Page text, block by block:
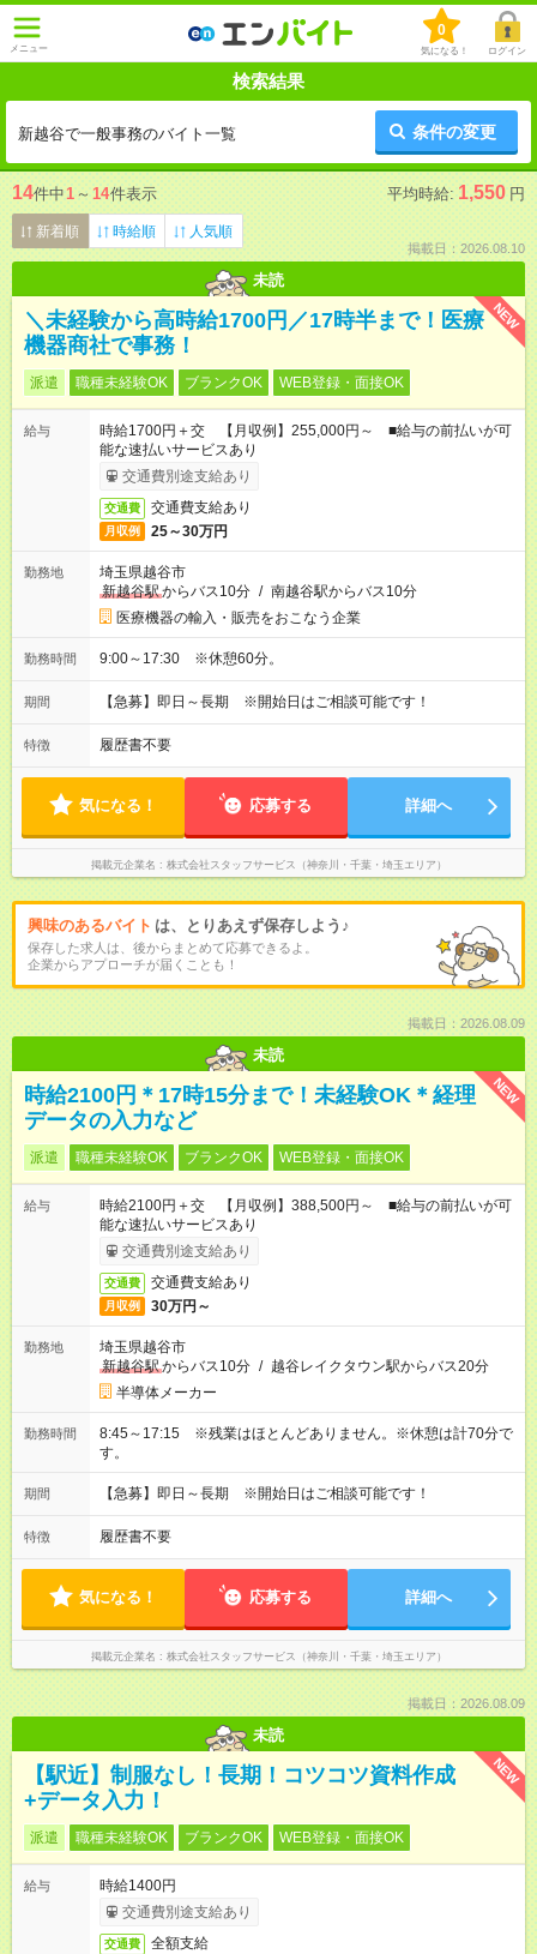
メニュー
0
気になる！ ログイン
検索結果
新越谷で一般事務のバイト一覧 条件の変更
14件中1 ～ 14件表示 平均時給: 1,550 円
新着順 時給順 人気順
掲載日：2026.08.10
未読
NEW
＼未経験から高時給1700円／17時半まで！医療
機器商社で事務！
派遣 職種未経験OK ブランクOK WEB登録・面接OK
給与
時給1700円＋交 【月収例】255,000円～ ■給与の前払いが可
能な速払いサービスあり
交通費別途支給あり
交通費 交通費支給あり
月収例 25～30万円
勤務地
埼玉県越谷市
新越谷駅からバス10分 / 南越谷駅からバス10分
医療機器の輸入・販売をおこなう企業
勤務時間 9:00～17:30 ※休憩60分。
期間 【急募】即日～長期 ※開始日はご相談可能です！
特徴 履歴書不要
気になる！ 応募する 詳細へ
掲載元企業名 株式会社スタッフサービス（神奈川・千葉・埼玉エリア）
興味のあるバイト は、とりあえず保存しよう♪
保存した求人は、後からまとめて応募できるよ。
企業からアプローチが届くことも！
掲載日：2026.08.09
未読
NEW
時給2100円＊17時15分まで！未経験OK＊経理
データの入力など
派遣 職種未経験OK ブランクOK WEB登録・面接OK
給与
時給2100円＋交 【月収例】388,500円～ ■給与の前払いが可
能な速払いサービスあり
交通費別途支給あり
交通費 交通費支給あり
月収例 30万円～
勤務地
埼玉県越谷市
新越谷駅からバス10分 / 越谷レイクタウン駅からバス20分
半導体メーカー
勤務時間
8:45～17:15 ※残業はほとんどありません。※休憩は計70分で
す。
期間 【急募】即日～長期 ※開始日はご相談可能です！
特徴 履歴書不要
気になる！ 応募する 詳細へ
掲載元企業名 株式会社スタッフサービス（神奈川・千葉・埼玉エリア）
掲載日：2026.08.09
未読
NEW
【駅近】制服なし！長期！コツコツ資料作成
+データ入力！
派遣 職種未経験OK ブランクOK WEB登録・面接OK
給与
時給1400円
交通費別途支給あり
交通費 全額支給